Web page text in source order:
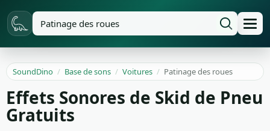
SoundDino / Base de sons / Voitures / Patinage des roues
Effets Sonores de Skid de Pneu
Gratuits